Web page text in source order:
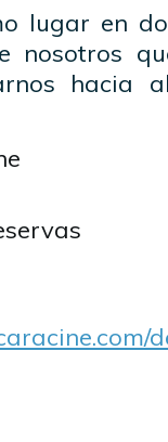
lugar en
nosotros
hacia